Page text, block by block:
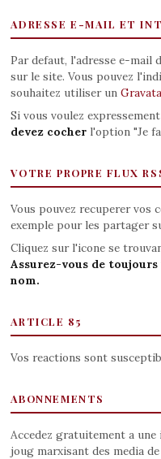
ADRESSE E-MAIL ET
Par defaut, l'adresse e-mail
sur le site. Vous pouvez
souhaitez utiliser un
Si vous voulez
devez cocherl'option "Je
VOTRE PROPRE FLUX
Vous pouvez recuperer vos
exemple pour les partager
Cliquez sur l'icone se
Assurez-vous de
nom.
ARTICLE 85
Vos reactions sont
ABONNEMENTS
Accedez gratuitement a
joug marxisant des media de